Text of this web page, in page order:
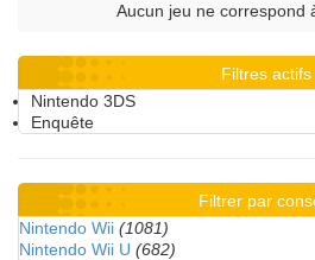
Aucun jeu ne correspond
Filtres actifs
Nintendo 3DS
Enquête
Filtrer par
Nintendo Wii (1081)
Nintendo Wii U (682)